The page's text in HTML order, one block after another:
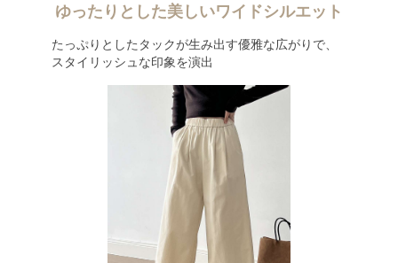
ゆったりとした美しいワイドシルエット
たっぷりとしたタックが生み出す優雅な広がりで、
スタイリッシュな印象を演出